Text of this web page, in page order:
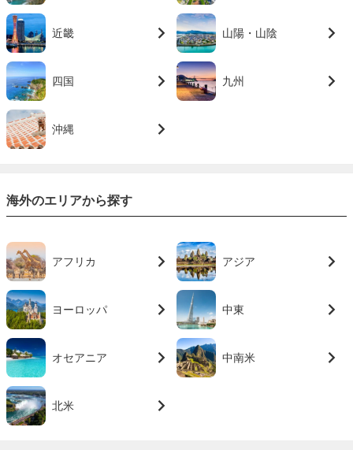
近畿 山陽・山陰
四国 九州
沖縄
海外のエリアから探す
アフリカ アジア
ヨーロッパ 中東
オセアニア 中南米
北米